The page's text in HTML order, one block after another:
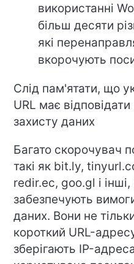
використанні
більш десяти
які
вкорочують
Слід пам'ятати, що
URL має
захисту даних
Багато скорочувач
такі як bit.ly,
redir.ec, goo.gl і інші,
забезпечують
даних. Вони не
короткий URL-
зберігають IP-